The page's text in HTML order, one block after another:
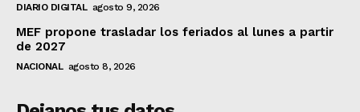
DIARIO DIGITAL agosto 9, 2026
MEF propone trasladar los feriados al lunes a partir
de 2027
NACIONAL agosto 8, 2026